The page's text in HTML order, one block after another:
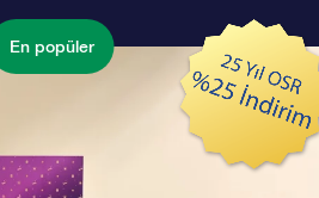
En popüler